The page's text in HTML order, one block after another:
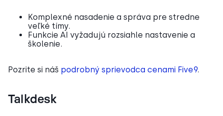
Komplexné nasadenie a správa pre stredne
veľké tímy.
Funkcie AI vyžadujú rozsiahle nastavenie a
školenie.
Pozrite si náš podrobný sprievodca cenami Five9.
Talkdesk